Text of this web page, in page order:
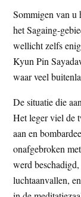
Sommigen van u
het Sagaing-
wellicht zelfs
Kyun Pin
waar veel
De situatie die
Het leger viel de
aan en
onafgebroken
werd
luchtaanvallen,